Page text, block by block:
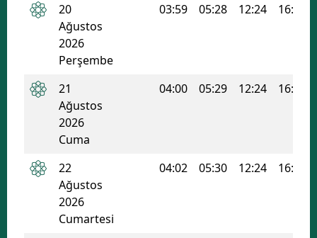
20
Ağustos
2026
Perşembe
03:59 05:28 12:24 16:08
21
Ağustos
2026
Cuma
04:00 05:29 12:24 16:07
22
Ağustos
2026
Cumartesi
04:02 05:30 12:24 16:07